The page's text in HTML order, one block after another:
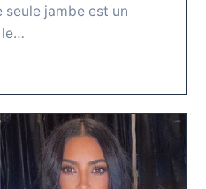
seule jambe est un
le…